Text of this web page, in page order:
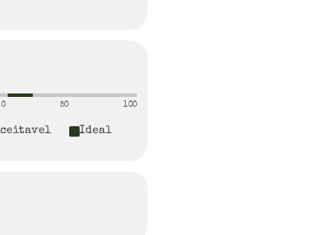
0 50 100
Ideal